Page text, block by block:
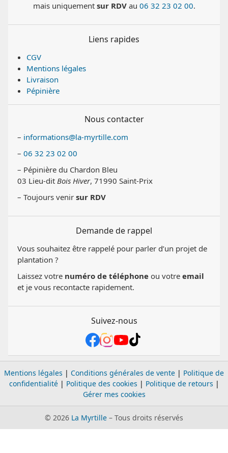
mais uniquement sur RDVau 06 32 23 02 00.
Liens rapides
CGV
Mentions légales
Livraison
Pépinière
Nous contacter
– informations@la-myrtille.com
– 06 32 23 02 00
– Pépinière du Chardon Bleu
03 Lieu-dit Bois Hiver, 71990 Saint-Prix
– Toujours venir sur RDV
Demande de rappel
Vous souhaitez être rappelé pour parler d’un projet de
plantation ?
Laissez votre numéro de téléphone ou votre email
et je vous recontacte rapidement.
Suivez-nous
Mentions légales | Conditions générales de vente | Politique de
confidentialité| Politique des cookies | Politique de retours |
Gérer mes cookies
© 2026 La Myrtille – Tous droits réservés